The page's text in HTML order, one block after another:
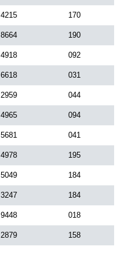
4215 170
8664 190
4918 092
6618 031
2959 044
4965 094
5681 041
4978 195
5049 184
3247 184
9448 018
2879 158